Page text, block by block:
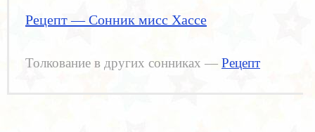
Рецепт — Сонник мисс Хассе
Толкование в других сонниках — Рецепт